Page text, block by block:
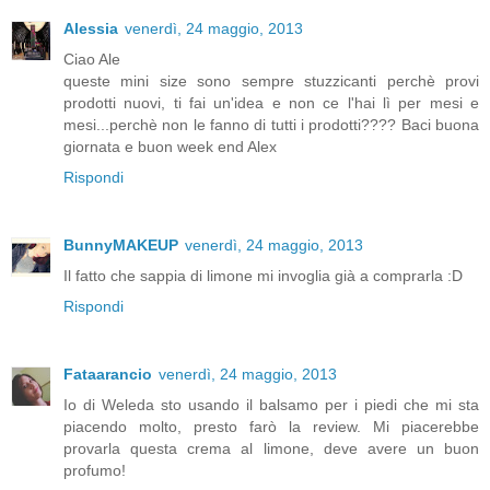
Alessia venerdì, 24 maggio, 2013
Ciao Ale
queste mini size sono sempre stuzzicanti perchè provi
prodotti nuovi, ti fai un'idea e non ce l'hai lì per mesi e
mesi...perchè non le fanno di tutti i prodotti???? Baci buona
giornata e buon week end Alex
Rispondi
BunnyMAKEUP venerdì, 24 maggio, 2013
Il fatto che sappia di limone mi invoglia già a comprarla :D
Rispondi
Fataarancio venerdì, 24 maggio, 2013
Io di Weleda sto usando il balsamo per i piedi che mi sta
piacendo molto, presto farò la review. Mi piacerebbe
provarla questa crema al limone, deve avere un buon
profumo!